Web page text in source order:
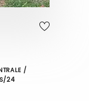
/
24